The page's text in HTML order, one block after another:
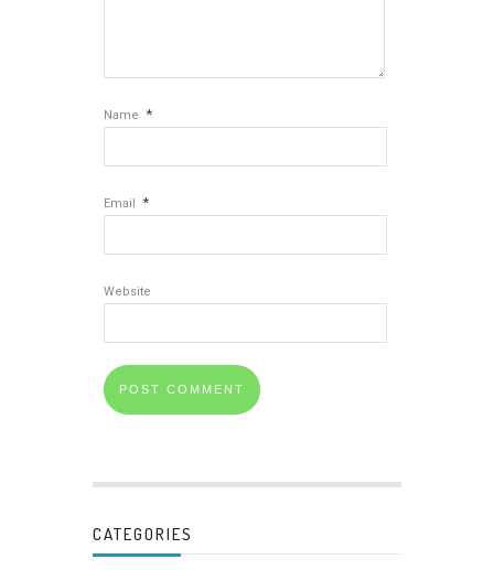
Name *
Email *
Website
CATEGORIES